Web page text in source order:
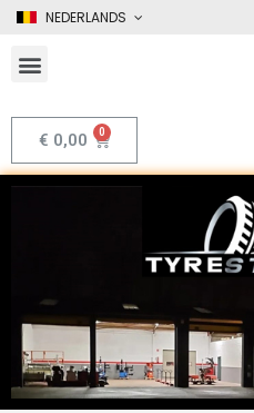
NEDERLANDS
€ 0,00